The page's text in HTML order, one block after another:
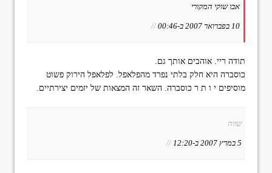
אבו שוקי המקורי
10 בפברואר 2007 ב-00:46 //
תודה ריי. אוהבים אותך גם.
כוסברה היא חלק בלתי נפרד מהפלאפל. לפלאפל הירוק פשוט
מוסיפים י ו ת ר כוסברה. השאר זה המצאות של יזמים יצירתיים.
שווה
5 במרץ 2007 ב-12:20 //